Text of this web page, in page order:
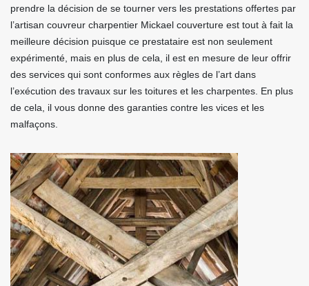
prendre la décision de se tourner vers les prestations offertes par
l’artisan couvreur charpentier Mickael couverture est tout à fait la
meilleure décision puisque ce prestataire est non seulement
expérimenté, mais en plus de cela, il est en mesure de leur offrir
des services qui sont conformes aux règles de l’art dans
l’exécution des travaux sur les toitures et les charpentes. En plus
de cela, il vous donne des garanties contre les vices et les
malfaçons.